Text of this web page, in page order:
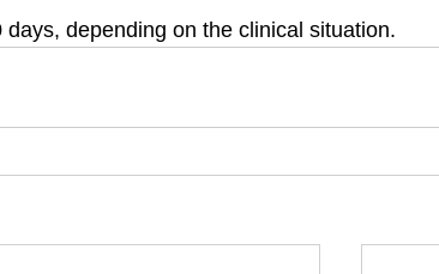
depending on the clinical situation.